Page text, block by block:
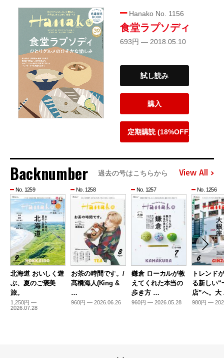
Hanako No. 1156
食堂ラプソディ
693円 — 2018.05.10
試し読み
購入
定期購読 (18%OFF)
Backnumber 過去の号はこちらから View All
No. 1259
北海道 おいしく遊
ぶ、夏のご褒美
旅。
1,250円 —
2026.07.28
No. 1258
お茶の時間です。/
髙橋海人(King &
…
960円 — 2026.06.26
No. 1257
鎌倉 ローカルが教
えてくれた本当の
歩き方 …
960円 — 2026.05.28
No. 1256
トレンド
る新しい“
店”へ。
980円 —